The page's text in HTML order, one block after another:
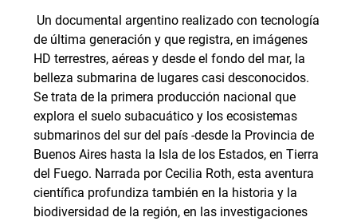
Un documental argentino realizado con tecnología
de última generación y que registra, en imágenes
HD terrestres, aéreas y desde el fondo del mar, la
belleza submarina de lugares casi desconocidos.
Se trata de la primera producción nacional que
explora el suelo subacuático y los ecosistemas
submarinos del sur del país -desde la Provincia de
Buenos Aires hasta la Isla de los Estados, en Tierra
del Fuego. Narrada por Cecilia Roth, esta aventura
científica profundiza también en la historia y la
biodiversidad de la región, en las investigaciones